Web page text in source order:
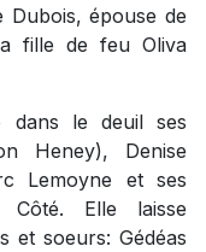
Dubois, épouse de
fille de feu Oliva
dans le deuil ses
Heney), Denise
Lemoyne et ses
Côté. Elle laisse
et soeurs: Gédéas